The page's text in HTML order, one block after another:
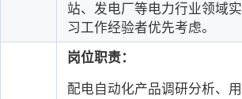
站、发电厂等电力行业领域实
习工作经验者优先考虑。
岗位职责：
配电自动化产品调研分析、用